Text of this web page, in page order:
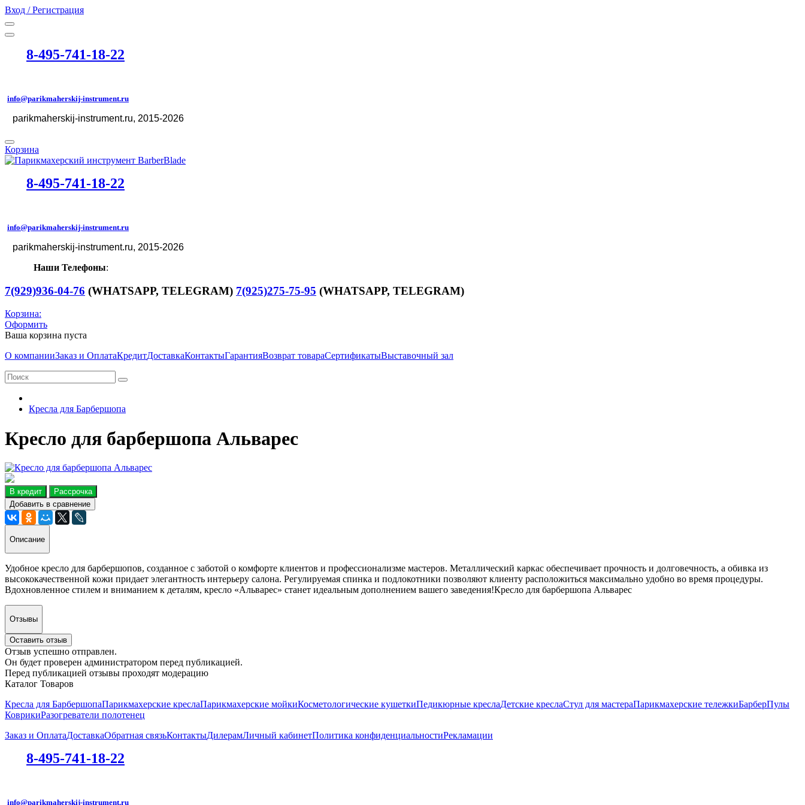
Вход / Регистрация
8-495-741-18-22
info@parikmaherskij-instrument.ru
parikmaherskij-instrument.ru, 2015-2026
Корзина
8-495-741-18-22
info@parikmaherskij-instrument.ru
parikmaherskij-instrument.ru, 2015-2026
Наши Телефоны:
7(929)936-04-76 (WHATSAPP, TELEGRAM) 7(925)275-75-95 (WHATSAPP, TELEGRAM)
Корзина:
Оформить
Ваша корзина пуста
О компанииЗаказ и ОплатаКредитДоставкаКонтактыГарантияВозврат товараСертификатыВыставочный зал
Кресла для Барбершопа
Кресло для барбершопа Альварес
В кредит
Рассрочка
Добавить в сравнение
Описание
Удобное кресло для барбершопов, созданное с заботой о комфорте клиентов и профессионализме мастеров. Металлический каркас обеспечивает прочность и долговечность, а обивка из
высококачественной кожи придает элегантность интерьеру салона. Регулируемая спинка и подлокотники позволяют клиенту расположиться максимально удобно во время процедуры.
Вдохновленное стилем и вниманием к деталям, кресло «Альварес» станет идеальным дополнением вашего заведения!Кресло для барбершопа Альварес
Отзывы
Оставить отзыв
Отзыв успешно отправлен.
Он будет проверен администратором перед публикацией.
Перед публикацией отзывы проходят модерацию
Каталог Товаров
Кресла для БарбершопаПарикмахерские креслаПарикмахерские мойкиКосметологические кушеткиПедикюрные креслаДетские креслаСтул для мастераПарикмахерские тележкиБарберПулы
КоврикиРазогреватели полотенец
Заказ и ОплатаДоставкаОбратная связьКонтактыДилерамЛичный кабинетПолитика конфиденциальностиРекламации
8-495-741-18-22
info@parikmaherskij-instrument.ru